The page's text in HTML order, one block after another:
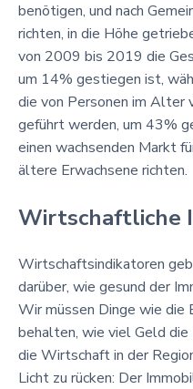
benötigen, und nach
richten, in die Höhe
von 2009 bis 2019 die
um 14% gestiegen ist,
die von Personen im Alter
geführt werden, um 43%
einen wachsenden Markt
ältere Erwachsene richten.
Wirtschaftliche
Wirtschaftsindikatoren
darüber, wie gesund der
Wir müssen Dinge wie die
behalten, wie viel Geld die
die Wirtschaft in der
Licht zu rücken: Der